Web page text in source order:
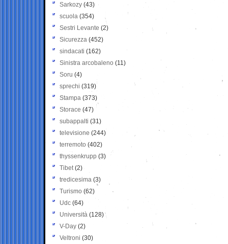
Sarkozy (43)
scuola (354)
Sestri Levante (2)
Sicurezza (452)
sindacati (162)
Sinistra arcobaleno (11)
Soru (4)
sprechi (319)
Stampa (373)
Storace (47)
subappalti (31)
televisione(244)
terremoto (402)
thyssenkrupp (3)
Tibet(2)
tredicesima (3)
Turismo (62)
Udc (64)
Università (128)
V-Day (2)
Veltroni (30)